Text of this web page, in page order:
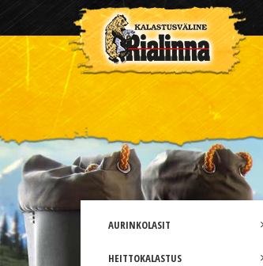
AURINKOLASIT
HEITTOKALASTUS